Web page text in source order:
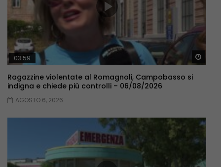
03:59
Ragazzine violentate al Romagnoli, Campobasso si
indigna e chiede più controlli – 06/08/2026
AGOSTO 6, 2026